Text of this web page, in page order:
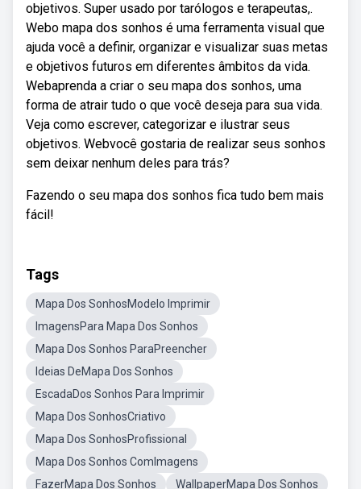
objetivos. Super usado por tarólogos e terapeutas,.
Webo mapa dos sonhos é uma ferramenta visual que
ajuda você a definir, organizar e visualizar suas metas
e objetivos futuros em diferentes âmbitos da vida.
Webaprenda a criar o seu mapa dos sonhos, uma
forma de atrair tudo o que você deseja para sua vida.
Veja como escrever, categorizar e ilustrar seus
objetivos. Webvocê gostaria de realizar seus sonhos
sem deixar nenhum deles para trás?
Fazendo o seu mapa dos sonhos fica tudo bem mais
fácil!
Tags
Mapa Dos SonhosModelo Imprimir
ImagensPara Mapa Dos Sonhos
Mapa Dos Sonhos ParaPreencher
Ideias DeMapa Dos Sonhos
EscadaDos Sonhos Para Imprimir
Mapa Dos SonhosCriativo
Mapa Dos SonhosProfissional
Mapa Dos Sonhos ComImagens
FazerMapa Dos Sonhos
WallpaperMapa Dos Sonhos